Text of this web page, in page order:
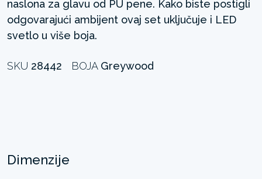
naslona za glavu od PU pene. Kako biste postigli
odgovarajući ambijent ovaj set uključuje i LED
svetlo u više boja. ​
SKU 28442 BOJA Greywood
Dimenzije